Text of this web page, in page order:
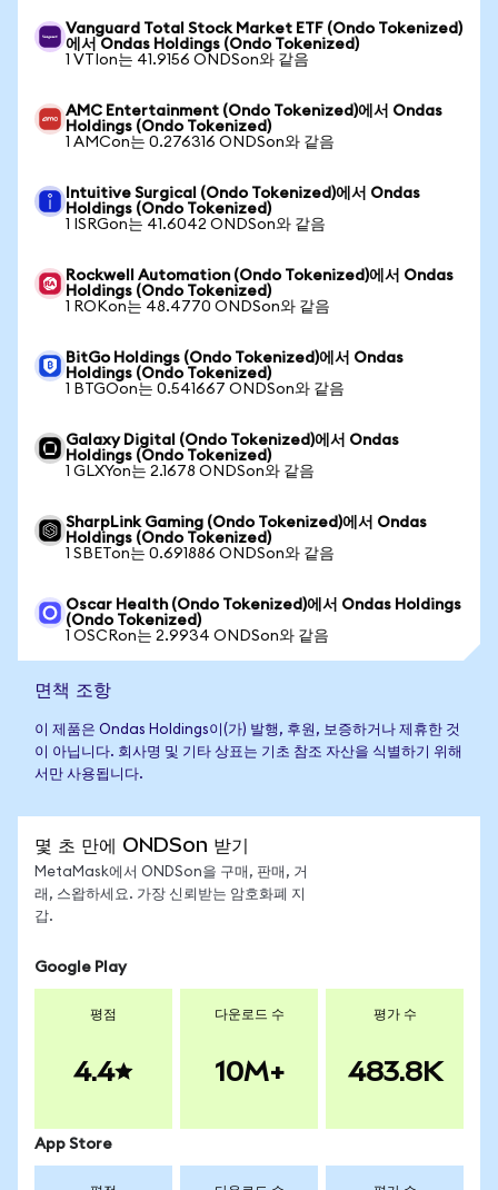
Vanguard Total Stock Market ETF (Ondo Tokenized)
에서 Ondas Holdings (Ondo Tokenized)
1 VTIon는 41.9156 ONDSon와 같음
AMC Entertainment (Ondo Tokenized)에서 Ondas
Holdings (Ondo Tokenized)
1 AMCon는 0.276316 ONDSon와 같음
Intuitive Surgical (Ondo Tokenized)에서 Ondas
Holdings (Ondo Tokenized)
1 ISRGon는 41.6042 ONDSon와 같음
Rockwell Automation (Ondo Tokenized)에서 Ondas
Holdings (Ondo Tokenized)
1 ROKon는 48.4770 ONDSon와 같음
BitGo Holdings (Ondo Tokenized)에서 Ondas
Holdings (Ondo Tokenized)
1 BTGOon는 0.541667 ONDSon와 같음
Galaxy Digital (Ondo Tokenized)에서 Ondas
Holdings (Ondo Tokenized)
1 GLXYon는 2.1678 ONDSon와 같음
SharpLink Gaming (Ondo Tokenized)에서 Ondas
Holdings (Ondo Tokenized)
1 SBETon는 0.691886 ONDSon와 같음
Oscar Health (Ondo Tokenized)에서 Ondas Holdings
(Ondo Tokenized)
1 OSCRon는 2.9934 ONDSon와 같음
면책 조항
이 제품은 Ondas Holdings이(가) 발행, 후원, 보증하거나 제휴한 것
이 아닙니다. 회사명 및 기타 상표는 기초 참조 자산을 식별하기 위해
서만 사용됩니다.
몇 초 만에 ONDSon 받기
MetaMask에서 ONDSon을 구매, 판매, 거
래, 스왑하세요. 가장 신뢰받는 암호화폐 지
갑.
Google Play
평점
4.4
다운로드 수
10M+
평가 수
483.8K
App Store